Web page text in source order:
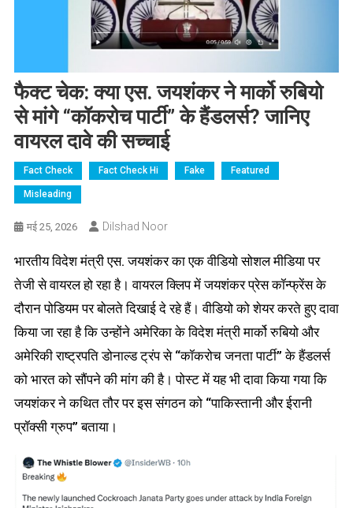
फैक्ट चेक: क्या एस. जयशंकर ने मार्को रुबियो
से मांगे “कॉकरोच पार्टी” के हैंडलर्स? जानिए
वायरल दावे की सच्चाई
Fact Check Fact Check Hi Fake Featured
Misleading
मई 25, 2026 Dilshad Noor
भारतीय विदेश मंत्री एस. जयशंकर का एक वीडियो सोशल मीडिया पर
तेजी से वायरल हो रहा है। वायरल क्लिप में जयशंकर प्रेस कॉन्फ्रेंस के
दौरान पोडियम पर बोलते दिखाई दे रहे हैं। वीडियो को शेयर करते हुए दावा
किया जा रहा है कि उन्होंने अमेरिका के विदेश मंत्री मार्को रुबियो और
अमेरिकी राष्ट्रपति डोनाल्ड ट्रंप से “कॉकरोच जनता पार्टी” के हैंडलर्स
को भारत को सौंपने की मांग की है। पोस्ट में यह भी दावा किया गया कि
जयशंकर ने कथित तौर पर इस संगठन को “पाकिस्तानी और ईरानी
प्रॉक्सी ग्रुप” बताया।